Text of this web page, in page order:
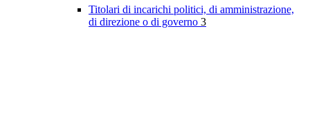
Titolari di incarichi politici, di amministrazione,
di direzione o di governo 3